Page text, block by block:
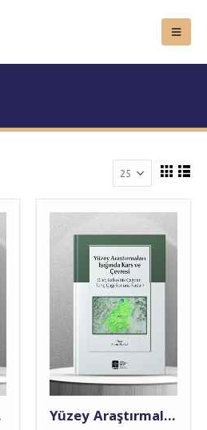
Yüzey Araştırmaları Işığında Kars ve Çevresi (Geç Kalkolitik Çağdan Tunç Çağı Sonuna Kadar)